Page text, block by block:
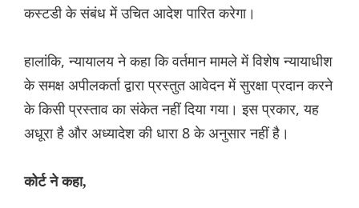
कस्टडी के संबंध में उचित आदेश पारित करेगा।
हालांकि, न्यायालय ने कहा कि वर्तमान मामले में विशेष न्यायाधीश
के समक्ष अपीलकर्ता द्वारा प्रस्तुत आवेदन में सुरक्षा प्रदान करने
के किसी प्रस्ताव का संकेत नहीं दिया गया। इस प्रकार, यह
अधूरा है और अध्यादेश की धारा 8 के अनुसार नहीं है।
कोर्ट ने कहा,